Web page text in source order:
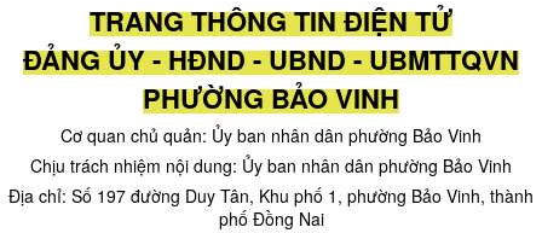
TRANG THÔNG TIN ĐIỆN TỬ
ĐẢNG ỦY - HĐND - UBND - UBMTTQVN
PHƯỜNG BẢO VINH
Cơ quan chủ quản: Ủy ban nhân dân phường Bảo Vinh
Chịu trách nhiệm nội dung: Ủy ban nhân dân phường Bảo Vinh
Địa chỉ: Số 197 đường Duy Tân, Khu phố 1, phường Bảo Vinh, thành
phố Đồng Nai